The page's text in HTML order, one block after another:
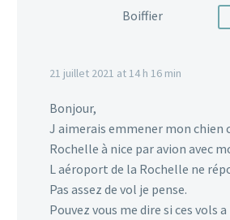
Boiffier
21 juillet 2021 at 14 h 16 min
Bonjour,
J aimerais emmener mon chien
Rochelle à nice par avion avec
L aéroport de la Rochelle ne
Pas assez de vol je pense.
Pouvez vous me dire si ces vols